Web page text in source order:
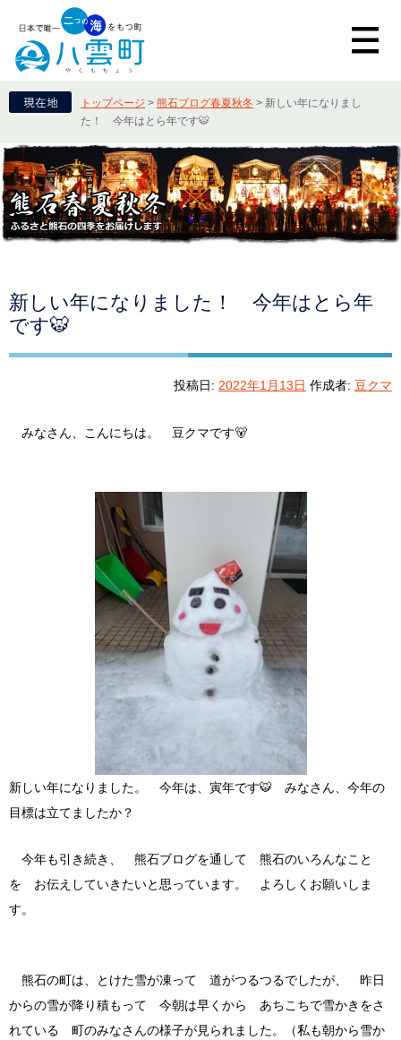
トップページ > 熊石ブログ春夏秋冬 > 新しい年になりまし
た！ 今年はとら年です🐯
新しい年になりました！ 今年はとら年
です🐯
投稿日: 2022年1月13日 作成者: 豆クマ
みなさん、こんにちは。 豆クマです🐻
新しい年になりました。 今年は、寅年です🐯 みなさん、今年の
目標は立てましたか？
今年も引き続き、 熊石ブログを通して 熊石のいろんなこと
を お伝えしていきたいと思っています。 よろしくお願いしま
す。
熊石の町は、とけた雪が凍って 道がつるつるでしたが、 昨日
からの雪が降り積もって 今朝は早くから あちこちで雪かきをさ
れている 町のみなさんの様子が見られました。（私も朝から雪か